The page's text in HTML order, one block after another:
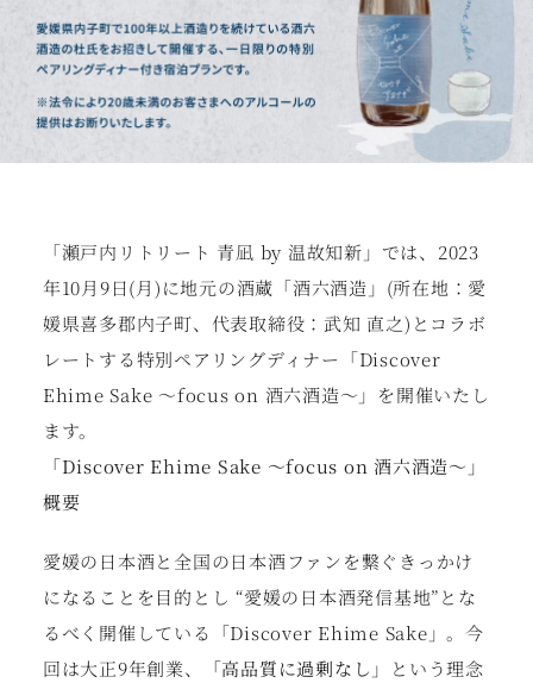
「瀬戸内リトリート 青凪 by 温故知新」では、2023
年10月9日(月)に地元の酒蔵「酒六酒造」(所在地：愛
媛県喜多郡内子町、代表取締役：武知 直之)とコラボ
レートする特別ペアリングディナー「Discover
Ehime Sake ～focus on 酒六酒造～」を開催いたし
ます。
「Discover Ehime Sake ～focus on 酒六酒造～」
概要
愛媛の日本酒と全国の日本酒ファンを繋ぐきっかけ
になることを目的とし “愛媛の日本酒発信基地”とな
るべく開催している「Discover Ehime Sake」。今
回は大正9年創業、
「高品質に過剰なし」
という理念